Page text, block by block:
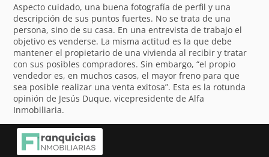
Aspecto cuidado, una buena fotografía de perfil y una
descripción de sus puntos fuertes. No se trata de una
persona, sino de su casa. En una entrevista de trabajo el
objetivo es venderse. La misma actitud es la que debe
mantener el propietario de una vivienda al recibir y tratar
con sus posibles compradores. Sin embargo, “el propio
vendedor es, en muchos casos, el mayor freno para que
sea posible realizar una venta exitosa”. Esta es la rotunda
opinión de Jesús Duque, vicepresidente de Alfa
Inmobiliaria.